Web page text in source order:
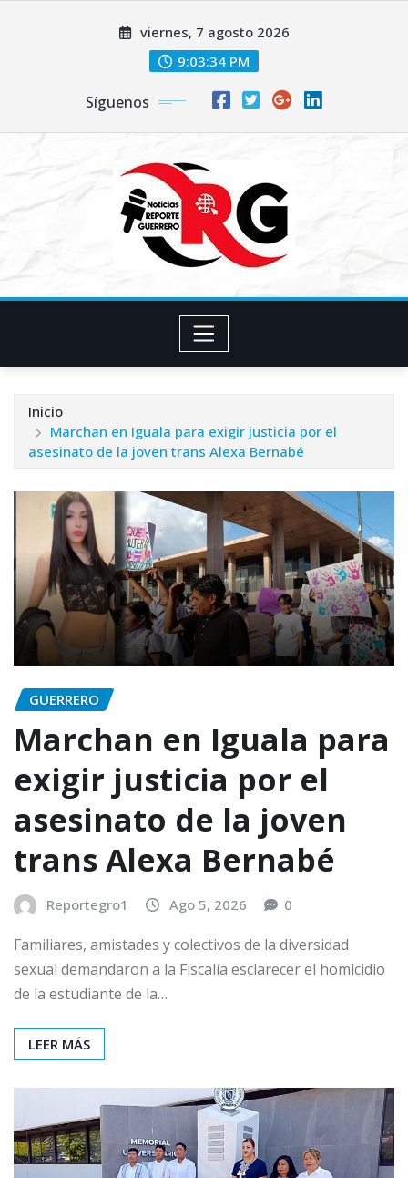
viernes, 7 agosto 2026
9:03:35 PM
Síguenos
Inicio
Marchan en Iguala para exigir justicia por el
asesinato de la joven trans Alexa Bernabé
GUERRERO
Marchan en Iguala para
exigir justicia por el
asesinato de la joven
trans Alexa Bernabé
Reportegro1 Ago 5, 2026 0
Familiares, amistades y colectivos de la diversidad
sexual demandaron a la Fiscalía esclarecer el homicidio
de la estudiante de la…
LEER MÁS